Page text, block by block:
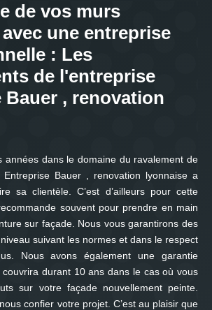
de vos murs
une entreprise
: Les
de l'entreprise
Bauer , renovation
dans le domaine du ravalement de
Entreprise Bauer , renovation lyonnaise a
sa clientèle. C’est d’ailleurs pour cette
souvent pour prendre en main
sur façade. Nous vous garantirons des
suivant les normes et dans le respect
Nous avons également une garantie
durant 10 ans dans le cas où vous
sur votre façade nouvellement peinte.
confier votre projet. C’est au plaisir que